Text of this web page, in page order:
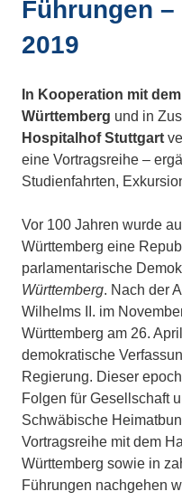
Führungen
2019
In Kooperation mit
Württemberg und in
Hospitalhof Stuttgart
eine Vortragsreihe –
Studienfahrten,
Vor 100 Jahren wurde
Württemberg eine
parlamentarische
Württemberg. Nach der
Wilhelms II. im
Württemberg am 26.
demokratische
Regierung. Dieser
Folgen für Gesellschaft
Schwäbische
Vortragsreihe mit dem
Württemberg sowie in
Führungen nachgehen